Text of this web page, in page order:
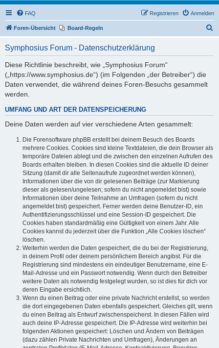
FAQ Anmelden
Registrieren
Foren-Übersicht Board-Regeln
Symphosius Forum - Datenschutzerklärung
Diese Richtlinie beschreibt, wie „Symphosius Forum“
(„https://www.symphosius.de“) (im Folgenden „der Betreiber“) die
Daten verwendet, die während deines Foren-Besuchs gesammelt
werden.
UMFANG UND ART DER DATENSPEICHERUNG
Deine Daten werden auf vier verschiedene Arten gesammelt:
Die Forensoftware phpBB erstellt bei deinem Besuch des Boards
mehrere Cookies. Cookies sind kleine Textdateien, die dein Browser als
temporäre Dateien ablegt und die zwischen den einzelnen Aufrufen des
Boards erhalten bleiben. In diesen Cookies sind die aktuelle ID deiner
Sitzung (damit dir alle Seitenaufrufe zugeordnet werden können),
Informationen über die von dir gelesenen Beiträge (zur Markierung
dieser als gelesen/ungelesen; sofern du nicht angemeldet bist) sowie
Informationen über deine Teilnahme an Umfragen (sofern du nicht
angemeldet bist) gespeichert. Ferner werden deine Benutzer-ID, ein
Authentifizierungsschlüssel und eine Session-ID gespeichert. Die
Cookies haben standardmäßig eine Gültigkeit von einem Jahr. Alle
Cookies kannst du jederzeit über die Funktion „Alle Cookies löschen“
löschen.
Weiterhin werden die Daten gespeichert, die du bei der Registrierung,
in deinem Profil oder deinem persönlichem Bereich angibst. Für die
Registrierung sind mindestens ein eindeutiger Benutzername, eine E-
Mail-Adresse und ein Passwort notwendig. Wenn durch den Betreiber
weitere Daten als notwendig festgelegt wurden, so ist dies für dich vor
deren Eingabe ersichtlich.
Wenn du einen Beitrag oder eine private Nachricht erstellst, so werden
die dort eingegebenen Daten ebenfalls gespeichert. Gleiches gilt, wenn
du einen Beitrag als Entwurf zwischenspeicherst. In diesen Fällen wird
auch deine IP-Adresse gespeichert. Die IP-Adresse wird weiterhin bei
folgenden Aktionen gespeichert: Löschen und Ändern von Beiträgen
(dazu zählen Private Nachrichten und Umfragen), Änderungen an